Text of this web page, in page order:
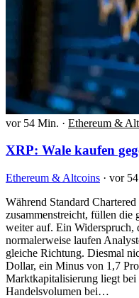
vor 54 Min. · Ethereum &
XRP: Wale kaufen
Ethereum & Altcoins · vor
Während Standard
zusammenstreicht, füllen die
weiter auf. Ein Widerspruch,
normalerweise laufen
gleiche Richtung. Diesmal
Dollar, ein Minus von 1,7
Marktkapitalisierung liegt
Handelsvolumen bei…